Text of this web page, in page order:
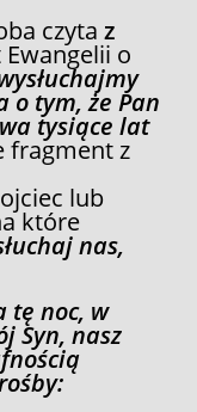
czytaz
o
o tym, że Pan
tysiące lat
fragment z
lub
które
nas,
tę noc, w
Syn, nasz